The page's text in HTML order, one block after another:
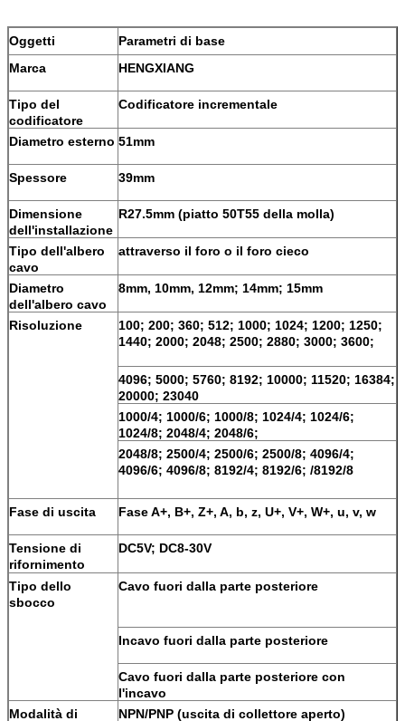
Oggetti
Parametri di base
Marca
HENGXIANG
Tipo del
codificatore
Codificatore incrementale
Diametro esterno 51mm
Spessore 39mm
Dimensione
dell'installazione
R27.5mm (piatto 50T55 della molla)
Tipo dell'albero
cavo
attraverso il foro o il foro cieco
Diametro
dell'albero cavo
8mm, 10mm, 12mm; 14mm; 15mm
Risoluzione
100; 200; 360; 512; 1000; 1024; 1200; 1250;
1440; 2000; 2048; 2500; 2880; 3000; 3600;
4096; 5000; 5760; 8192; 10000; 11520; 16384;
20000; 23040
1000/4; 1000/6; 1000/8; 1024/4; 1024/6;
1024/8; 2048/4; 2048/6;
2048/8; 2500/4; 2500/6; 2500/8; 4096/4;
4096/6; 4096/8; 8192/4; 8192/6; /8192/8
Fase di uscita Fase A+, B+, Z+, A, b, z, U+, V+, W+, u, v, w
Tensione di
rifornimento
DC5V; DC8-30V
Tipo dello
sbocco
Cavo fuori dalla parte posteriore
Incavo fuori dalla parte posteriore
Cavo fuori dalla parte posteriore con
l'incavo
Modalità di
NPN/PNP (uscita di collettore aperto)